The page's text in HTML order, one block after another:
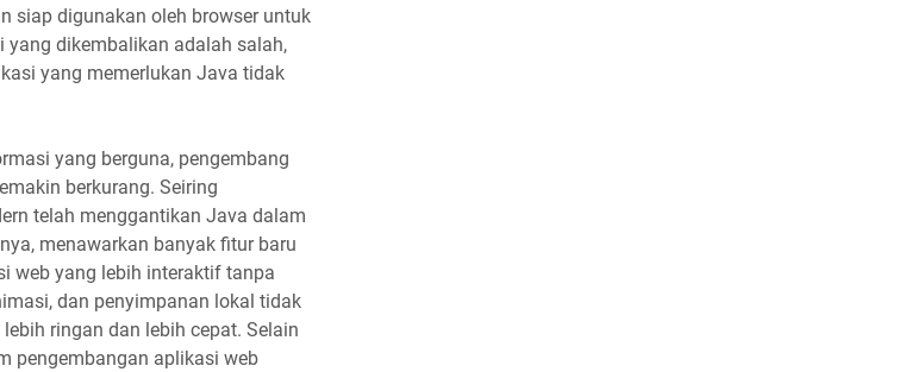
siap digunakan oleh browser untuk
dikembalikan adalah salah,
yang memerlukan Java tidak
yang berguna, pengembang
berkurang. Seiring
telah menggantikan Java dalam
menawarkan banyak fitur baru
web yang lebih interaktif tanpa
dan penyimpanan lokal tidak
ringan dan lebih cepat. Selain
pengembangan aplikasi web